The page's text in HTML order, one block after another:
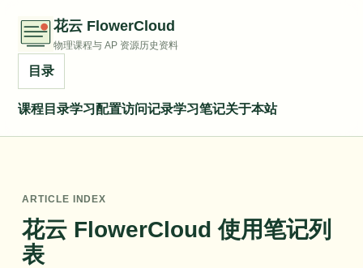
花云 FlowerCloud
物理课程与 AP 资源历史资料
目录
课程目录学习配置访问记录学习笔记关于本站
ARTICLE INDEX
花云 FlowerCloud 使用笔记列
表